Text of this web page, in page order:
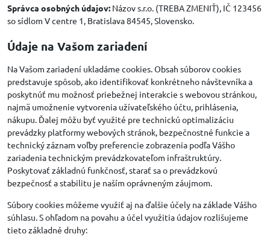
Správca osobných údajov: Názov s.r.o. (TREBA ZMENIŤ), IČ 123456
so sídlom V centre 1, Bratislava 84545, Slovensko.
Údaje na Vašom zariadení
Na Vašom zariadení ukladáme cookies. Obsah súborov cookies
predstavuje spôsob, ako identifikovať konkrétneho návštevníka a
poskytnúť mu možnosť priebežnej interakcie s webovou stránkou,
najmä umožnenie vytvorenia užívateľského účtu, prihlásenia,
nákupu. Ďalej môžu byť využité pre technickú optimalizáciu
prevádzky platformy webových stránok, bezpečnostné funkcie a
technický záznam voľby preferencie zobrazenia podľa Vášho
zariadenia technickým prevádzkovateľom infraštruktúry.
Poskytovať základnú funkčnosť, starať sa o prevádzkovú
bezpečnosť a stabilitu je naším oprávneným záujmom.
Súbory cookies môžeme využiť aj na ďalšie účely na základe Vášho
súhlasu. S ohľadom na povahu a účel využitia údajov rozlišujeme
tieto základné druhy: